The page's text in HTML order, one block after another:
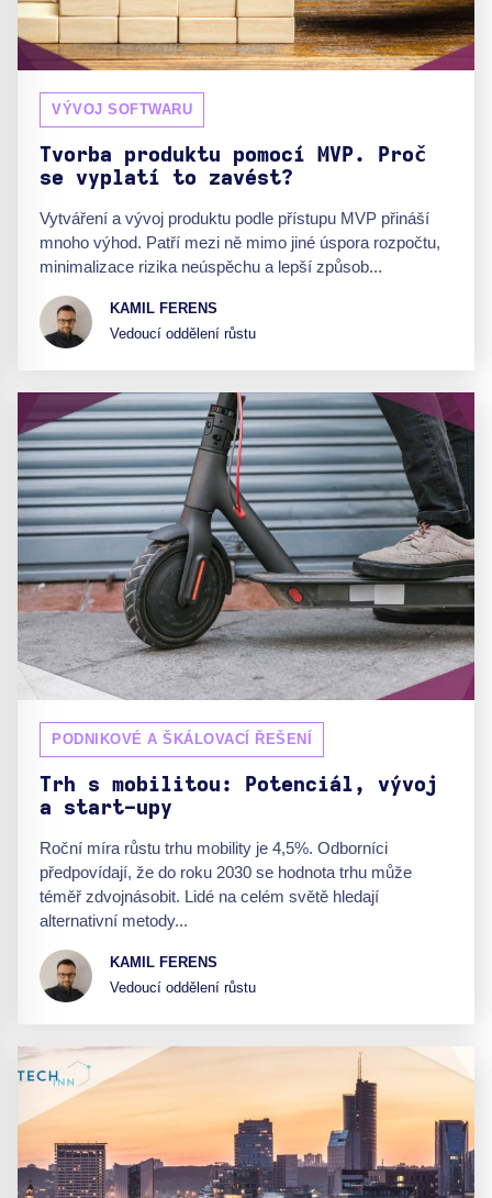
VÝVOJ SOFTWARU
Tvorba produktu pomocí MVP. Proč
se vyplatí to zavést?
Vytváření a vývoj produktu podle přístupu MVP přináší
mnoho výhod. Patří mezi ně mimo jiné úspora rozpočtu,
minimalizace rizika neúspěchu a lepší způsob...
KAMIL FERENS
Vedoucí oddělení růstu
PODNIKOVÉ A ŠKÁLOVACÍ ŘEŠENÍ
Trh s mobilitou: Potenciál, vývoj
a start-upy
Roční míra růstu trhu mobility je 4,5%. Odborníci
předpovídají, že do roku 2030 se hodnota trhu může
téměř zdvojnásobit. Lidé na celém světě hledají
alternativní metody...
KAMIL FERENS
Vedoucí oddělení růstu